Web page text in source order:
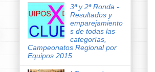
3ª y 2ª Ronda -
Resultados y
emparejamiento
s de todas las
categorías,
Campeonatos Regional por
Equipos 2015